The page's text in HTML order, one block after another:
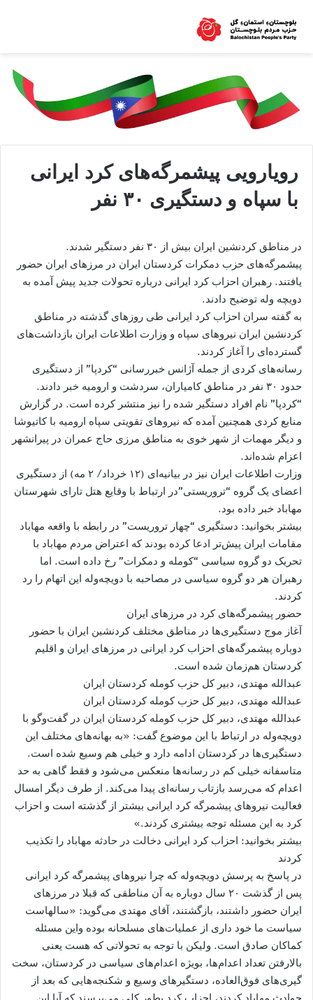
رویارویی پیشمرگه‌های کرد ایرانی
با سپاه و دستگیری ۳۰ نفر
در مناطق کردنشین ایران بیش از ۳۰ نفر دستگیر شدند.
پیشمرگه‌های حزب دمکرات کردستان ایران در مرزهای ایران حضور
یافتند. رهبران احزاب کرد ایرانی درباره تحولات جدید پیش آمده به
دویچه وله توضیح دادند.
به گفته سران احزاب کرد ایرانی طى روزهاى گذشته در مناطق
کردنشین ایران نیروهای سپاه و وزارت اطلاعات ایران بازداشت‌هاى
گسترده‌اى را آغاز کردند.
رسانه‌های کردی از جمله آژانس خبررسانی “کردپا” از دستگیری
حدود ۳۰ نفر در مناطق کامیاران، سردشت و اروميه خبر دادند.
“کردپا” نام افراد دستگیر شده را نیز منتشر کرده است. در گزارش
منابع کردی همچنین آمده که نیروهای تقویتی سپاه ارومیه با کاتیوشا
و دیگر مهمات از شهر خوی به مناطق مرزی حاج عمران در پیرانشهر
اعزام شد‌ه‌اند.
وزارت اطلاعات ایران نیز در بیانیه‌ای (۱۲ خرداد/ ۲ مه) از دستگیری
اعضای یک گروه “تروریستی”در ارتباط با وقایع هتل تارای شهرستان
مهاباد خبر داده بود.
بیشتر بخوانید: دستگیری “چهار تروریست” در رابطه با واقعه مهاباد
مقامات ایران پیش‌تر ادعا کرده بودند که اعتراض مردم مهاباد با
تحریک دو گروه سیاسی “کومله و دمکرات” رخ داده است. اما
رهبران هر دو گروه سیاسی در مصاحبه با دویچه‌وله این اتهام را رد
کردند.
حضور پیشمرگه‌های کرد در مرزهای ایران
آغاز موج دستگیری‌ها در مناطق مختلف کردنشین ایران با حضور
دوباره پیشمرگه‌های احزاب کرد ایرانی در مرزهای ایران و اقلیم
کردستان هم‌زمان شده است.
عبدالله مهتدی، دبیر کل حزب کومله کردستان ایران
عبدالله مهتدی، دبیر کل حزب کومله کردستان ایران
عبدالله مهتدی، دبیر کل حزب کومله کردستان ایران در گفت‌وگو با
دویچه‌وله در ارتباط با این موضوع گفت: «به بهانه‌های مختلف این
دستگیری‌ها در کردستان ادامه دارد و خیلی هم وسیع شده است.
متاسفانه خیلی کم در رسانه‌ها منعکس می‌شود و فقط گاهی به حد
اعدام که می‌رسد بازتاب رسانه‌ای پیدا می‌کند. از طرف دیگر امسال
فعالیت نیروهای پیشمرگه کرد ایرانی بیشتر از گذشته است و احزاب
کرد به این مسئله توجه بیشتری کردند.»
بیشتر بخوانید: احزاب کرد ایرانی دخالت در حادثه مهاباد را تکذیب
کردند
در پاسخ به پرسش دویچه‌وله که چرا نیروهای پیشمرگه کرد ایرانی
پس از گذشت ۲۰ سال دوباره به آن مناطقی که قبلا در مرزهای
ایران حضور داشتند، بازگشتند، آقای مهتدی می‌گوید: «سالهاست
سیاست ما خود داری از عملیات‌های مسلحانه بوده واین مسئله
کماکان صادق است. ولیکن با توجه به تحولاتی که هست یعنی
بالارفتن تعداد اعدام‌ها، بویژه اعدام‌های سیاسی در کردستان، سخت
گیری‌های فوق‌العاده، دستگیرهای وسیع و شکنجه‌هایی که بعد از